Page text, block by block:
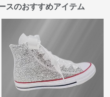
スのおすすめアイテム